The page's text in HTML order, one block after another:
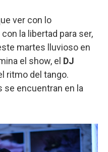
ver con lo
la libertad para ser,
martes lluvioso en
el show, el DJ
ritmo del tango.
se encuentran en la